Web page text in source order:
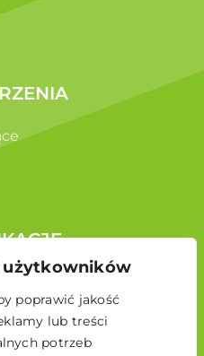
użytkowników
poprawić jakość
lub treści
potrzeb